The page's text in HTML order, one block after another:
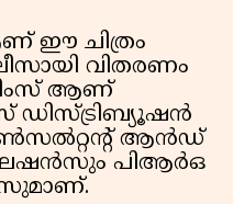
ഈ ചിത്രം
വിതരണം
ആണ്
ഡിസ്ട്രിബ്യൂഷൻ
ആൻഡ്
പിആർഒ